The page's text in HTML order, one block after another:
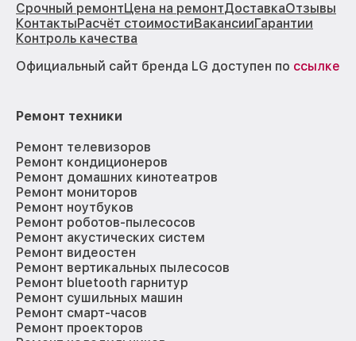
Срочный ремонтЦена на ремонтДоставкаОтзывы
КонтактыРасчёт стоимостиВакансииГарантии
Контроль качества
Официальный сайт бренда LG доступен по ссылке
Ремонт техники
Ремонт телевизоров
Ремонт кондиционеров
Ремонт домашних кинотеатров
Ремонт мониторов
Ремонт ноутбуков
Ремонт роботов-пылесосов
Ремонт акустических систем
Ремонт видеостен
Ремонт вертикальных пылесосов
Ремонт bluetooth гарнитур
Ремонт сушильных машин
Ремонт смарт-часов
Ремонт проекторов